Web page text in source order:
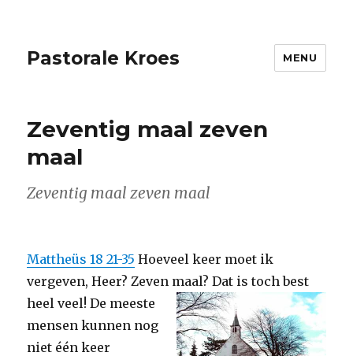
Pastorale Kroes MENU
Zeventig maal zeven
maal
Zeventig maal zeven maal
Mattheüs 18 21-35 Hoeveel keer moet ik
vergeven, Heer? Zeven maal? Dat is toch best
heel veel!De meeste
mensen kunnen nog
niet één keer